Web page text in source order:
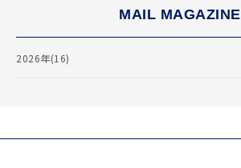
MAIL MAGAZINE
2026年(16)